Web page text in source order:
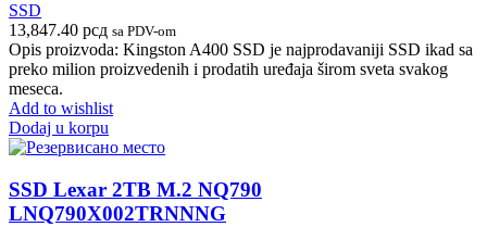
SSD
13,847.40 рсд sa PDV-om
Opis proizvoda: Kingston A400 SSD je najprodavaniji SSD ikad sa
preko milion proizvedenih i prodatih uređaja širom sveta svakog
meseca.
Add to wishlist
Dodaj u korpu
SSD Lexar 2TB M.2 NQ790
LNQ790X002TRNNNG